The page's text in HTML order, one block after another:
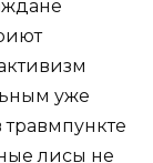
уже
травмпункте
лисы не